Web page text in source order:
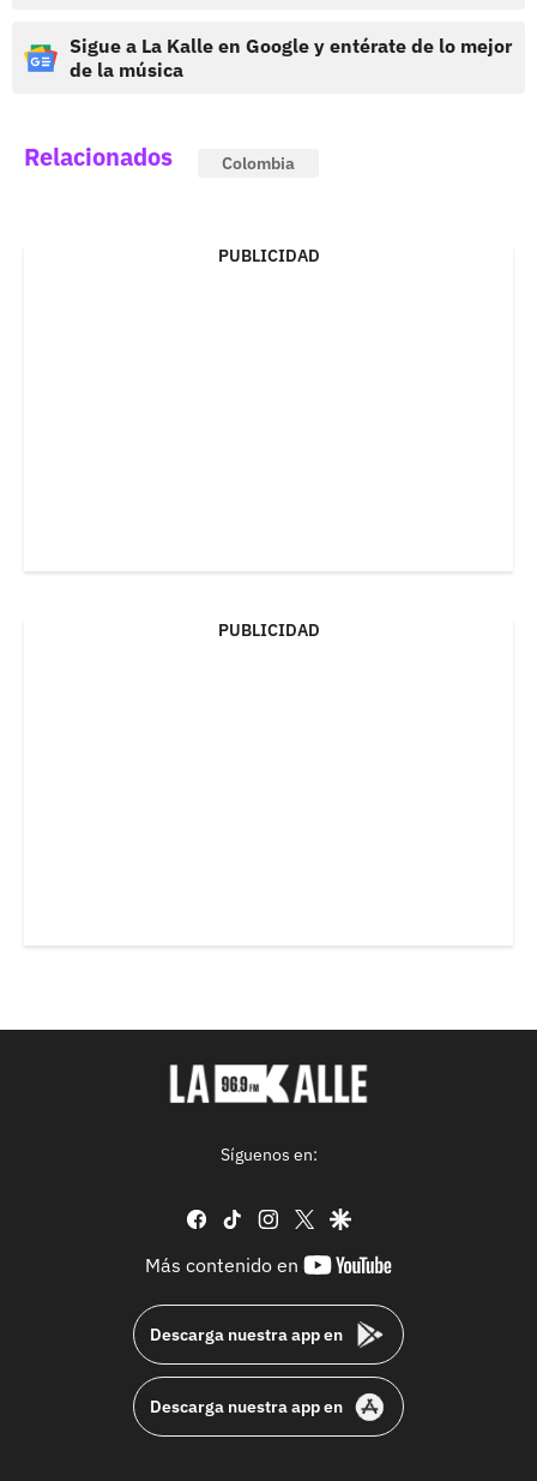
Sigue a La Kalle en Google y entérate de lo mejor
de la música
Relacionados Colombia
PUBLICIDAD
PUBLICIDAD
Síguenos en:
facebook
tiktok instagram
twittergoogle
Más contenido en
youtube-
Descarga nuestra app en
Descarga nuestra app en